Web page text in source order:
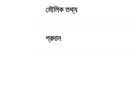
মৌলিক তথ্য
প্রদান